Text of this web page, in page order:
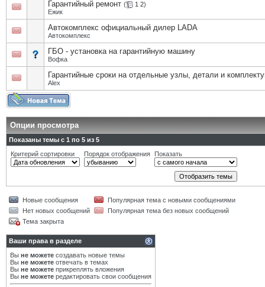
Гарантийный ремонт ( 1 2)
Eжик
Автокомплекс официальный дилер LADA
Автокомплекс
ГБО - установка на гарантийную машину
Вофка
Гарантийные сроки на отдельные узлы, детали и
Alex
Опции просмотра
Показаны темы с 1 по 5 из 5
Критерий сортировки
Порядок отображения Показать
Новые сообщения
Популярная тема с новыми сообщениями
Нет новых сообщений
Популярная тема без новых сообщений
Тема закрыта
Ваши права в разделе
Вы не можете создавать новые темы
Вы не можете отвечать в темах
Вы не можете прикреплять вложения
Вы не можете редактировать свои сообщения